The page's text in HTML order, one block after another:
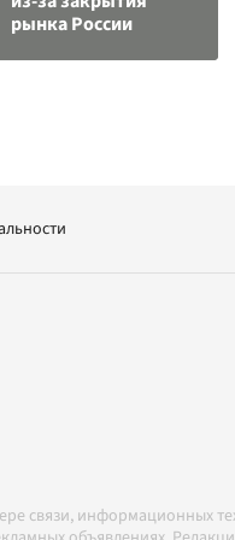
рынка России
связи, информационных